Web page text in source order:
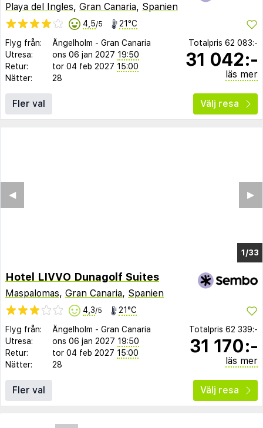
Playa del Ingles, Gran Canaria, Spanien
4,5/5 21°C
Flyg från: Ängelholm - Gran Canaria
Utresa:
ons 06 jan 2027 19:50
Retur:
tor 04 feb 2027 15:00
Nätter:
28
Totalpris 62 083:-
31 042:-
läs mer
Fler val Välj resa
1/28
▶︎
◀︎
Hotel LIVVO Dunagolf Suites
Maspalomas, Gran Canaria, Spanien
4,3/5 21°C
Flyg från: Ängelholm - Gran Canaria
Utresa:
ons 06 jan 2027 19:50
Retur:
tor 04 feb 2027 15:00
Nätter:
28
Totalpris 62 339:-
31 170:-
läs mer
Fler val Välj resa